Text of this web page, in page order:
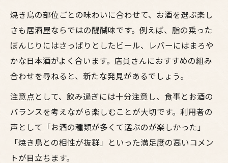
焼き鳥の部位ごとの味わいに合わせて、お酒を選ぶ楽し
さも居酒屋ならではの醍醐味です。例えば、脂の乗った
ぼんじりにはさっぱりとしたビール、レバーにはまろや
かな日本酒がよく合います。店員さんにおすすめの組み
合わせを尋ねると、新たな発見があるでしょう。
注意点として、飲み過ぎには十分注意し、食事とお酒の
バランスを考えながら楽しむことが大切です。利用者の
声として「お酒の種類が多くて選ぶのが楽しかった」
「焼き鳥との相性が抜群」といった満足度の高いコメン
トが目立ちます。